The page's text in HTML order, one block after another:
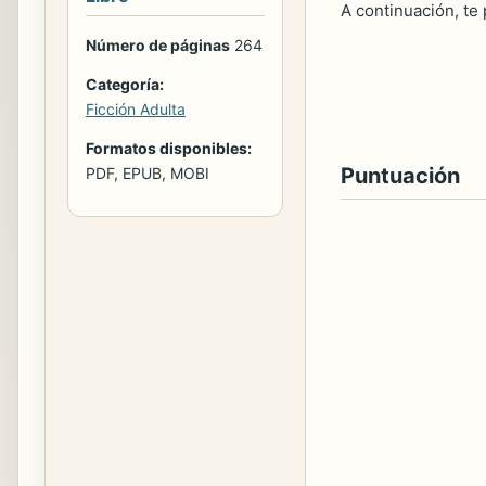
Número de páginas 264
Categoría:
Ficción Adulta
Formatos disponibles:
PDF, EPUB, MOBI
A continuación, te
Puntuación